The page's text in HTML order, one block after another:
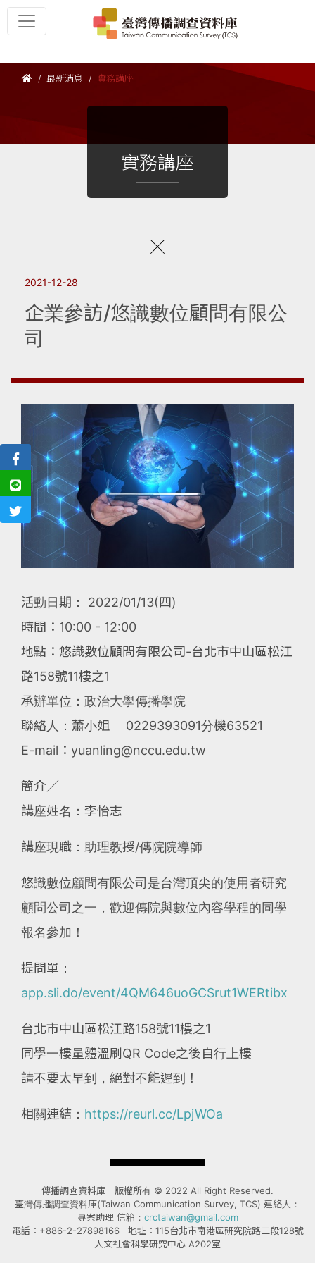
最新消息 實務講座
實務講座
2021-12-28
企業參訪/悠識數位顧問有限公
司
活動日期： 2022/01/13(四)
時間：10:00 - 12:00
地點：悠識數位顧問有限公司-台北市中山區松江
路158號11樓之1
承辦單位：政治大學傳播學院
聯絡人：蕭小姐 0229393091分機63521
E-mail：yuanling@nccu.edu.tw
簡介∕
講座姓名：李怡志
講座現職：助理教授/傳院院導師
悠識數位顧問有限公司是台灣頂尖的使用者研究
顧問公司之一，歡迎傳院與數位內容學程的同學
報名參加！
提問單：
app.sli.do/event/4QM646uoGCSrut1WERtibx
台北市中山區松江路158號11樓之1
同學一樓量體溫刷QR Code之後自行上樓
請不要太早到，絕對不能遲到！
相關連結： https://reurl.cc/LpjWOa
傳播調查資料庫 版權所有 © 2022 All Right Reserved.
臺灣傳播調查資料庫(Taiwan Communication Survey, TCS) 連絡人：
專案助理 信箱： crctaiwan@gmail.com
電話：+886-2-27898166 地址：115台北市南港區研究院路二段128號
人文社會科學研究中心 A202室